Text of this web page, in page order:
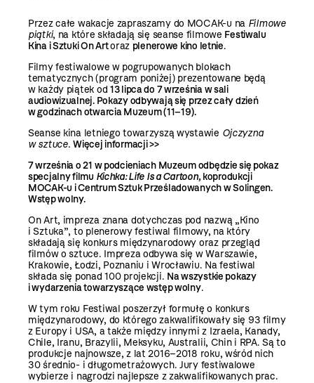
Przez całe wakacje zapraszamy do MOCAK-u na Filmowe
piątki, na które składają się seanse filmowe Festiwalu
Kina i Sztuki On Artoraz plenerowe kino letnie.
Filmy festiwalowe w pogrupowanych blokach
tematycznych (program poniżej) prezentowane będą
w każdy piątek od 13 lipca do 7 września w sali
audiowizualnej. Pokazy odbywają się przez cały dzień
w godzinach otwarcia Muzeum (11–19).
Seanse kina letniego towarzyszą wystawie Ojczyzna
w sztuce.Więcej informacji >>
7 września o 21 w podcieniach Muzeum odbędzie się pokaz
specjalny filmu Kichka: Life Is a Cartoon,koprodukcji
MOCAK-u i Centrum Sztuk Prześladowanych w Solingen.
Wstęp wolny.
On Art, impreza znana dotychczas pod nazwą „Kino
i Sztuka”, to plenerowy festiwal filmowy, na który
składają się konkurs międzynarodowy oraz przegląd
filmów o sztuce. Impreza odbywa się w Warszawie,
Krakowie, Łodzi, Poznaniu i Wrocławiu. Na festiwal
składa się ponad 100 projekcji. Na wszystkie pokazy
i wydarzenia towarzyszące wstęp wolny.
W tym roku Festiwal poszerzył formułę o konkurs
międzynarodowy, do którego zakwalifikowały się 93 filmy
z Europy i USA, a także między innymi z Izraela, Kanady,
Chile, Iranu, Brazylii, Meksyku, Australii, Chin i RPA. Są to
produkcje najnowsze, z lat 2016–2018 roku, wśród nich
30 średnio- i długometrażowych. Jury festiwalowe
wybierze i nagrodzi najlepsze z zakwalifikowanych prac.